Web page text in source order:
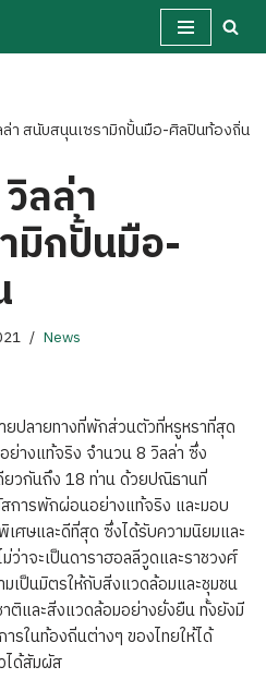
ล่า สนับสนุนเซรามิกปั้นมือ-ศิลปินท้องถิ่น
ลล่า
มิกปั้นมือ-
News
ยปลายทางที่พักส่วนตัวที่หรูหราที่สุด
างแท้จริง จำนวน 8 วิลล่า ซึ่ง
ยวกันถึง 18 ท่าน ด้วยปณิธานที่
การพักผ่อนอย่างแท้จริง และมอบ
ศษและดีที่สุด ซึ่งได้รับความนิยมและ
ว่าจะเป็นดาราฮอลลีวูดและราชวงศ์
เป็นมิตรให้กับสิ่งแวดล้อมและชุมชน
ติและสิ่งแวดล้อมอย่างยั่งยืน ทั้งยังมี
รในท้องถิ่นต่างๆ ของไทยให้ได้
ได้สัมผัส